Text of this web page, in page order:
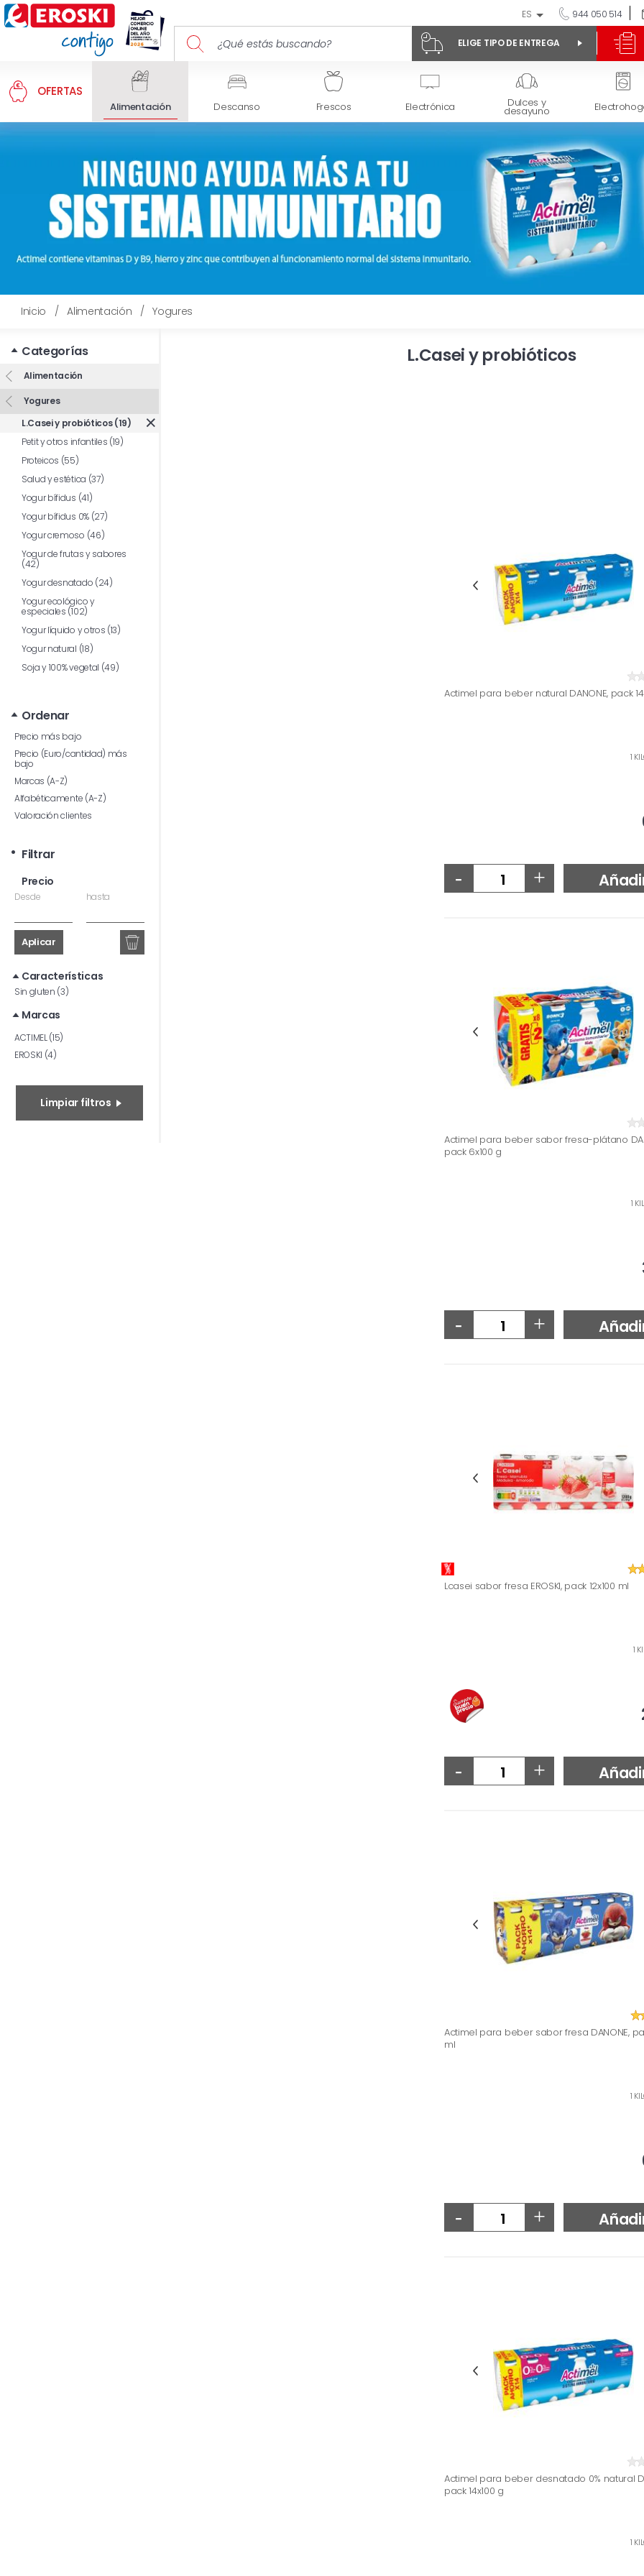
ES 944 050 514
ELIGE TIPO DE ENTREGA
OFERTAS
Alimentación Descanso Frescos Electrónica Dulces y
desayuno
Inicio / Alimentación / Yogures
Categorías
Alimentación
Yogures
L.Casei y probióticos (19)
Petit y otros infantiles (19)
Proteicos (55)
Salud y estética (37)
Yogur bífidus (41)
Yogur bífidus 0% (27)
Yogur cremoso (46)
Yogur de frutas y sabores
(42)
Yogur desnatado (24)
Yogur ecológico y
especiales (102)
Yogur líquido y otros (13)
Yogur natural (18)
Soja y 100% vegetal (49)
Ordenar
Precio más bajo
Precio (Euro/cantidad) más
bajo
Marcas (A-Z)
Alfabéticamente (A-Z)
Valoración clientes
Filtrar
Precio
Desde hasta
Aplicar
Características
Sin gluten (3)
Marcas
ACTIMEL (15)
EROSKI (4)
Limpiar filtros
L.Casei y probióticos
Actimel para beber natural DANONE, pack
1
- +
Actimel para beber sabor fresa-plátano
pack 6x100 g
1
- +
Lcasei sabor fresa EROSKI, pack 12x100 ml
1
- +
Actimel para beber sabor fresa DANONE,
ml
1
- +
Actimel para beber desnatado 0% natural
pack 14x100 g
1